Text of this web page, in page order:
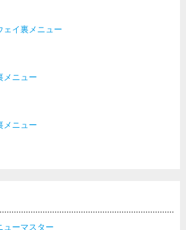
ェイ裏メニュー
メニュー
メニュー
ューマスター